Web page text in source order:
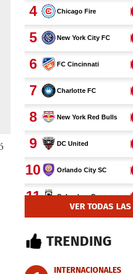
VER TODAS
TRENDING
INTERNACIONALES